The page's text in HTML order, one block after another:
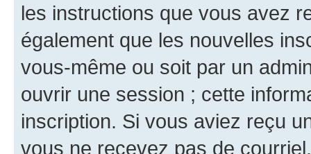
les instructions que vous avez
également que les nouvelles
vous-même ou soit par un
ouvrir une session ; cette
inscription. Si vous aviez reçu
vous ne recevez pas de